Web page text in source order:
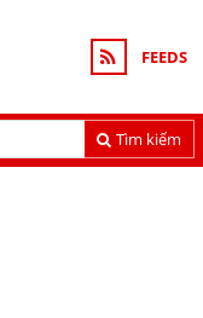
FEEDS
Tìm kiếm